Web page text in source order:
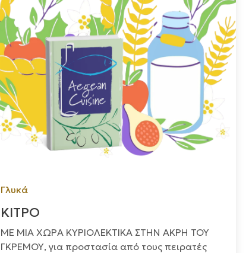
Γλυκά
ΚΙΤΡΟ
ΜΕ ΜΙΑ ΧΩΡΑ ΚΥΡΙΟΛΕΚΤΙΚΑ ΣΤΗΝ ΑΚΡΗ ΤΟΥ
ΓΚΡΕΜΟΥ, για προστασία από τους πειρατές